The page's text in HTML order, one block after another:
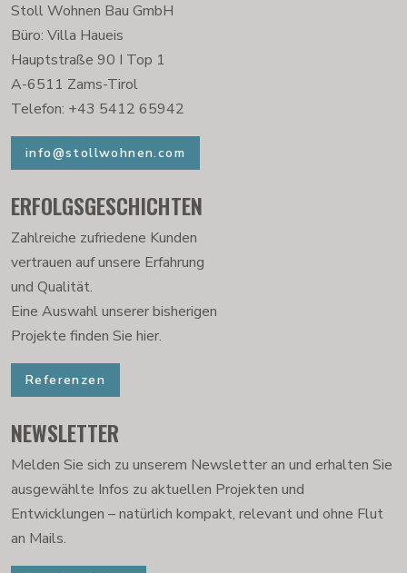
Stoll Wohnen Bau GmbH
Büro: Villa Haueis
Hauptstraße 90 I Top 1
A-6511 Zams-Tirol
Telefon: +43 5412 65942
info@stollwohnen.com
ERFOLGSGESCHICHTEN
Zahlreiche zufriedene Kunden
vertrauen auf unsere Erfahrung
und Qualität.
Eine Auswahl unserer bisherigen
Projekte finden Sie hier.
Referenzen
NEWSLETTER
Melden Sie sich zu unserem Newsletter an und erhalten Sie
ausgewählte Infos zu aktuellen Projekten und
Entwicklungen – natürlich kompakt, relevant und ohne Flut
an Mails.